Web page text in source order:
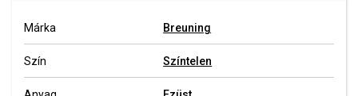
Márka Breuning
Szín Színtelen